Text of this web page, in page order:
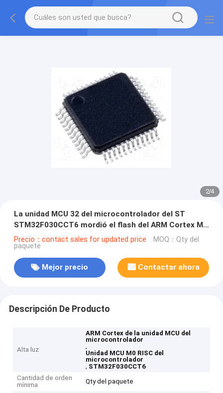
2/4
La unidad MCU 32 del microcontrolador del ST
STM32F030CCT6 mordió el flash del ARM Cortex M0
RISC 256KB
Precio：contact sales for updated price MOQ：Qty del
paquete
Mejor precio Contactar ahora
Descripción De Producto
Alta luz
ARM Cortex de la unidad MCU del
microcontrolador
,
Unidad MCU M0 RISC del
microcontrolador
, STM32F030CCT6
Cantidad de orden
mínima
Qty del paquete